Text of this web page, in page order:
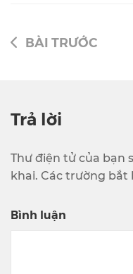
BÀI TRƯỚC
Trả lời
Thư điện tử của bạn
khai. Các trường bắt
Bình luận